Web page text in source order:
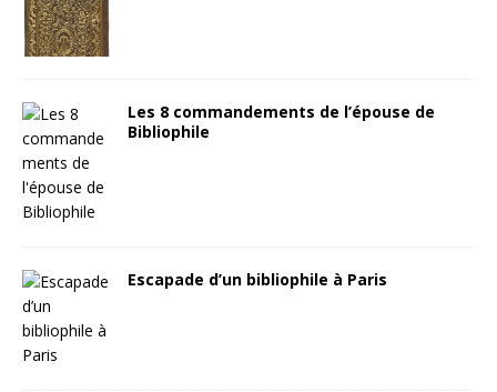
Les 8 commandements de l’épouse de
Bibliophile
Escapade d’un bibliophile à Paris